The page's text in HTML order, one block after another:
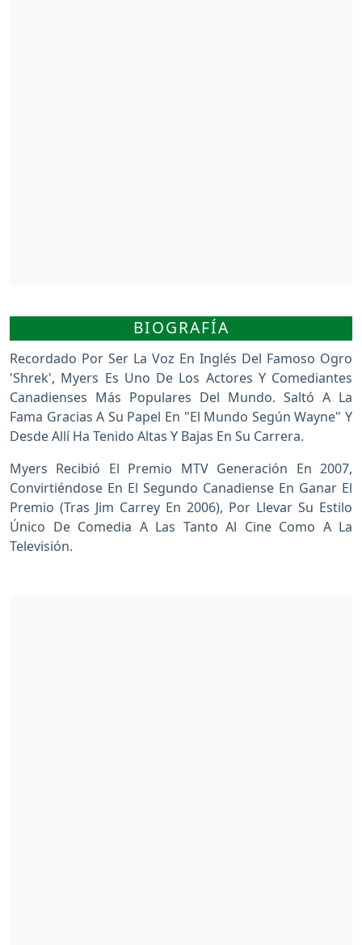
BIOGRAFÍA
Recordado Por Ser La Voz En Inglés Del Famoso Ogro
'Shrek', Myers Es Uno De Los Actores Y Comediantes
Canadienses Más Populares Del Mundo. Saltó A La
Fama Gracias A Su Papel En "El Mundo Según Wayne" Y
Desde Allí Ha Tenido Altas Y Bajas En Su Carrera.
Myers Recibió El Premio MTV Generación En 2007,
Convirtiéndose En El Segundo Canadiense En Ganar El
Premio (tras Jim Carrey En 2006), Por Llevar Su Estilo
Único De Comedia A Las Tanto Al Cine Como A La
Televisión.